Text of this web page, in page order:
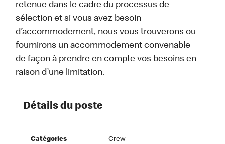
retenue dans le cadre du processus de
sélection et si vous avez besoin
d’accommodement, nous vous trouverons ou
fournirons un accommodement convenable
de façon à prendre en compte vos besoins en
raison d’une limitation.
Détails du poste
Catégories Crew